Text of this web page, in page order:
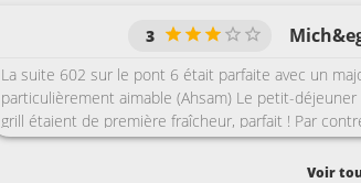
3
La suite 602 sur le pont 6 était parfaite avec un
particulièrement aimable (Ahsam) Le petit-
grill étaient de première fraîcheur, parfait ! Par
était loin d'être gastronomique. Le bar
avait une odeur d'égout récurrente et les heures
Voir